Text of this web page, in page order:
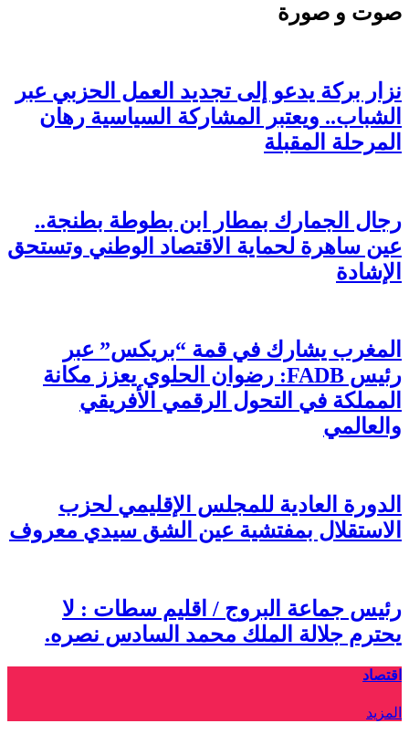
صوت و صورة
نزار بركة يدعو إلى تجديد العمل الحزبي عبر
الشباب.. ويعتبر المشاركة السياسية رهان
المرحلة المقبلة
رجال الجمارك بمطار ابن بطوطة بطنجة..
عين ساهرة لحماية الاقتصاد الوطني وتستحق
الإشادة
المغرب يشارك في قمة “بريكس” عبر
رئيس FADB: رضوان الحلوي يعزز مكانة
المملكة في التحول الرقمي الأفريقي
والعالمي
الدورة العادية للمجلس الإقليمي لحزب
الاستقلال بمفتشية عين الشق سيدي معروف
رئيس جماعة البروج / اقليم سطات : لا
يحترم جلالة الملك محمد السادس نصره.
اقتصاد
المزيد